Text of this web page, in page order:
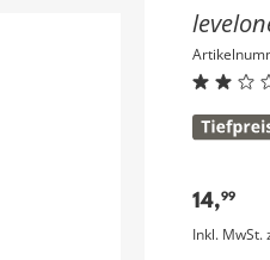
14,99
Inkl. MwSt.